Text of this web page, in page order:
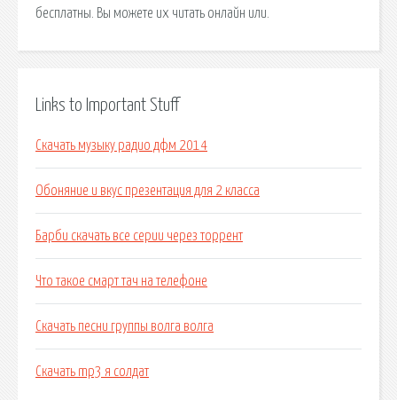
бесплатны. Вы можете их читать онлайн или.
Links to Important Stuff
Скачать музыку радио дфм 2014
Обоняние и вкус презентация для 2 класса
Барби скачать все серии через торрент
Что такое смарт тач на телефоне
Скачать песни группы волга волга
Скачать mp3 я солдат